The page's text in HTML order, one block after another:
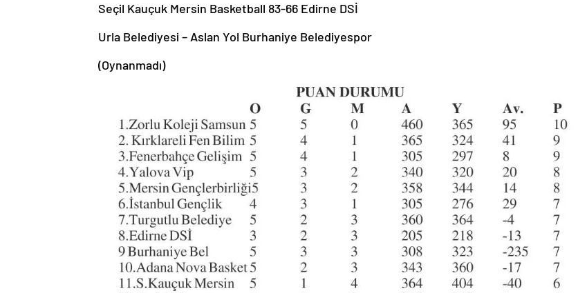
Seçil Kauçuk Mersin Basketball 83-66 Edirne DSİ
Urla Belediyesi – Aslan Yol Burhaniye Belediyespor
(Oynanmadı)